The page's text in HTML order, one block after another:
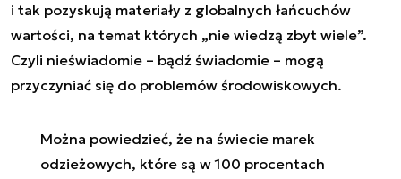
i tak pozyskują materiały z globalnych łańcuchów
wartości, na temat których „nie wiedzą zbyt wiele”.
Czyli nieświadomie – bądź świadomie – mogą
przyczyniać się do problemów środowiskowych.
Można powiedzieć, że na świecie marek
odzieżowych, które są w 100 procentach